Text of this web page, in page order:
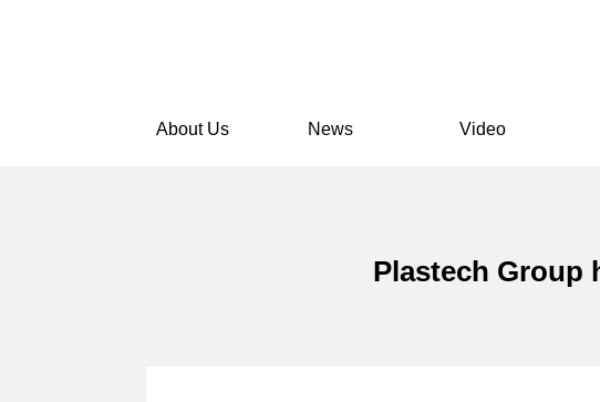
About Us News Video
Plastech Group